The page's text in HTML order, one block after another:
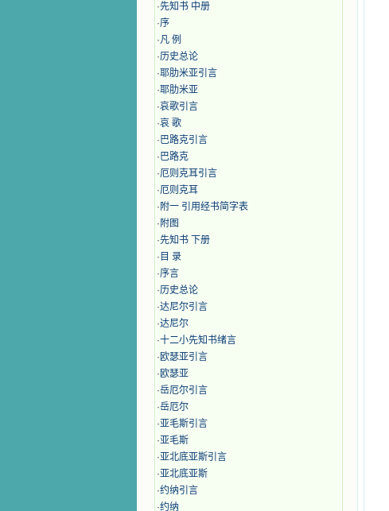
·先知书 中册
·序
·凡 例
·历史总论
·耶肋米亚引言
·耶肋米亚
·哀歌引言
·哀 歌
·巴路克引言
·巴路克
·厄则克耳引言
·厄则克耳
· 附一 引用经书简字表
· 附图
·先知书 下册
· 目 录
·序言
·历史总论
·达尼尔引言
·达尼尔
·十二小先知书绪言
·欧瑟亚引言
·欧瑟亚
·岳厄尔引言
·岳厄尔
·亚毛斯引言
·亚毛斯
·亚北底亚斯引言
·亚北底亚斯
·约纳引言
·约纳